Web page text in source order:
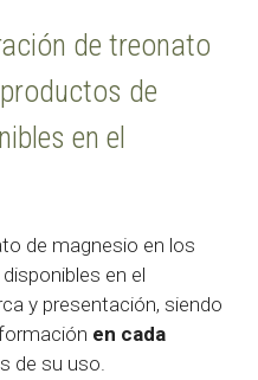
de treonato
de
en el
de magnesio en los
en el
y presentación, siendo
en cada
de su uso.